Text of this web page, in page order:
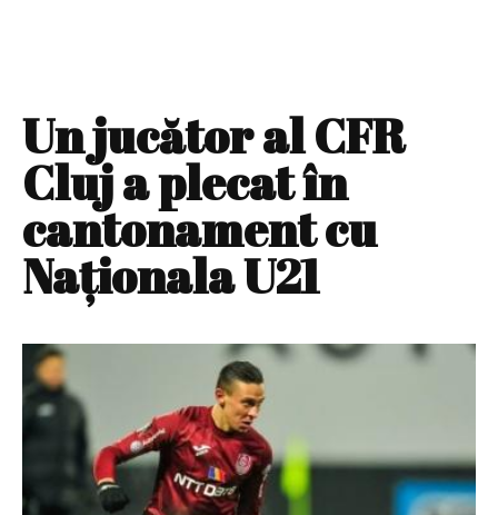
Un jucător al CFR
Cluj a plecat în
cantonament cu
Naționala U21